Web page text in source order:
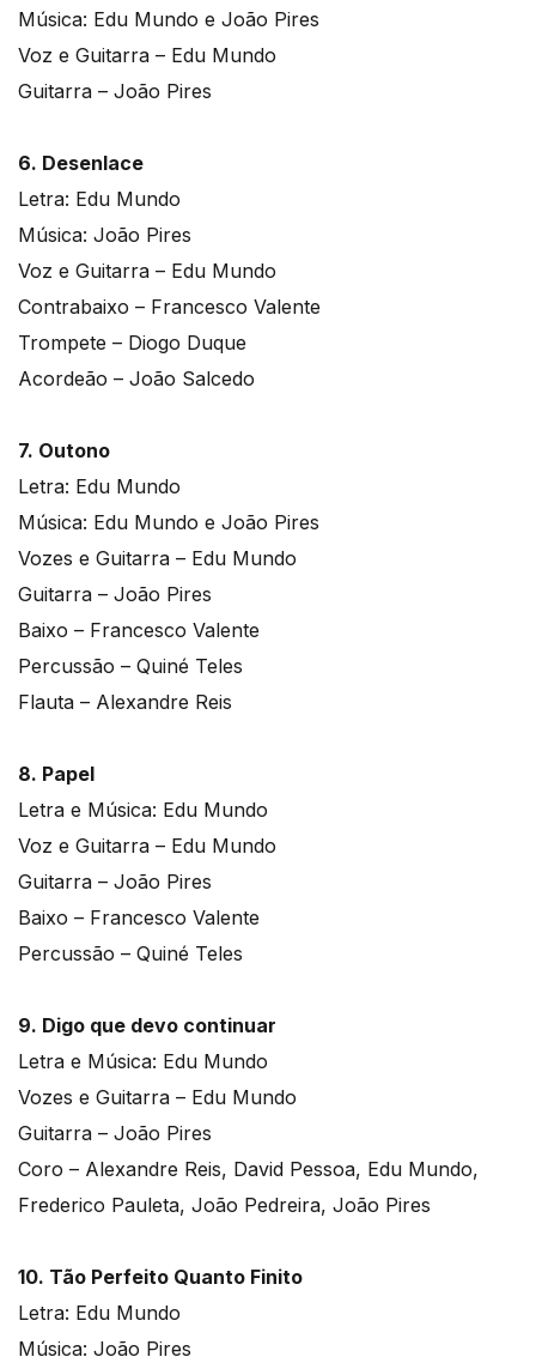
Música: Edu Mundo e João Pires
Voz e Guitarra – Edu Mundo
Guitarra – João Pires
6. Desenlace
Letra: Edu Mundo
Música: João Pires
Voz e Guitarra – Edu Mundo
Contrabaixo – Francesco Valente
Trompete – Diogo Duque
Acordeão – João Salcedo
7. Outono
Letra: Edu Mundo
Música: Edu Mundo e João Pires
Vozes e Guitarra – Edu Mundo
Guitarra – João Pires
Baixo – Francesco Valente
Percussão – Quiné Teles
Flauta – Alexandre Reis
8. Papel
Letra e Música: Edu Mundo
Voz e Guitarra – Edu Mundo
Guitarra – João Pires
Baixo – Francesco Valente
Percussão – Quiné Teles
9. Digo que devo continuar
Letra e Música: Edu Mundo
Vozes e Guitarra – Edu Mundo
Guitarra – João Pires
Coro – Alexandre Reis, David Pessoa, Edu Mundo,
Frederico Pauleta, João Pedreira, João Pires
10. Tão Perfeito Quanto Finito
Letra: Edu Mundo
Música: João Pires